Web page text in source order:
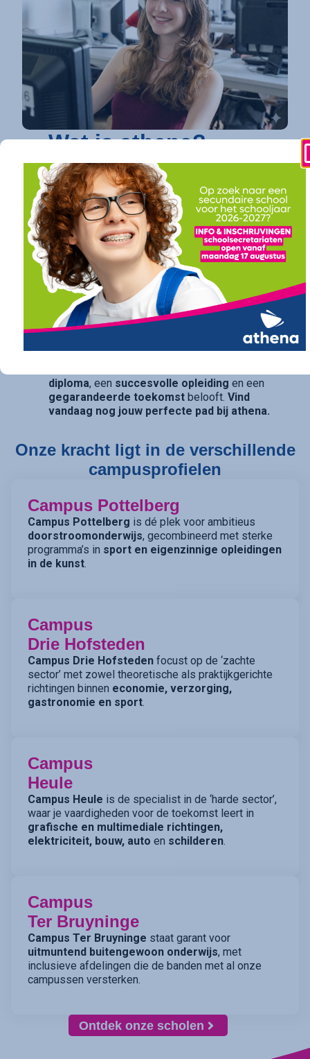
Wat is athena?
athena is dé toonaangevende secundaire
school in Kortrijkdie elke jongere een
toekomstgarantie biedt. Op vier
gespecialiseerde campussen bundelen we een
uitgebreid en toekomstgericht onderwijsaanbod.
Of je nu droomt van verder studeren in
hogeschool of universiteit (onze
doorstroomfinaliteit / ASO) of direct een
succesvolle carrière ambieert (onze
arbeidsfinaliteit / BSO ), bij athena vind je een
traject op maat. Ook voor diegenen die daarin hun
opties openhouden, bieden onze studierichtingen
(TSO) de perfecte balans.
diploma, een succesvolle opleiding en een
gegarandeerde toekomst belooft.Vind
vandaag nog jouw perfecte pad bij athena.
Onze kracht ligt in de verschillende
campusprofielen
Campus Pottelberg
Campus Pottelberg is dé plek voor ambitieus
doorstroomonderwijs, gecombineerd met sterke
programma’s in sport en eigenzinnige opleidingen
in de kunst.
Campus
Drie Hofsteden
Campus Drie Hofsteden focust op de ‘zachte
sector’ met zowel theoretische als praktijkgerichte
richtingen binnen economie, verzorging,
gastronomie en sport.
Campus
Heule
Campus Heule is de specialist in de ‘harde sector’,
waar je vaardigheden voor de toekomst leert in
grafische en multimediale richtingen,
elektriciteit, bouw, auto en schilderen.
Campus
Ter Bruyninge
Campus Ter Bruyninge staat garant voor
uitmuntend buitengewoon onderwijs, met
inclusieve afdelingen die de banden met al onze
campussen versterken.
Ontdek onze scholen